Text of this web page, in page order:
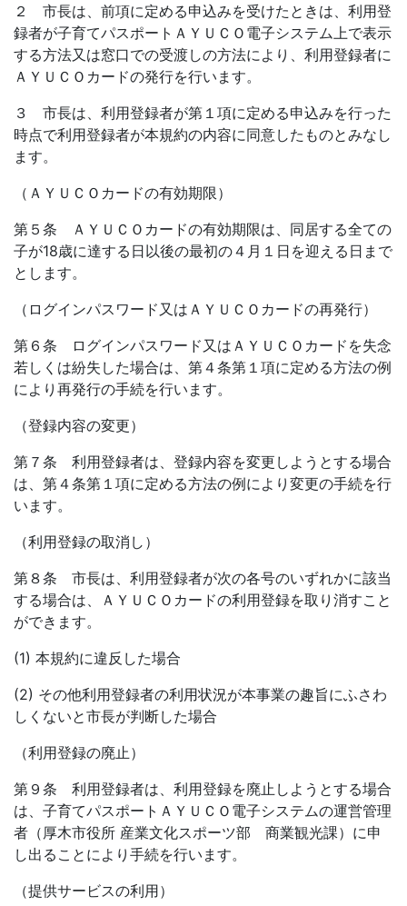
２ 市長は、前項に定める申込みを受けたときは、利用登
録者が子育てパスポートＡＹＵＣＯ電子システム上で表示
する方法又は窓口での受渡しの方法により、利用登録者に
ＡＹＵＣＯカードの発行を行います。
３ 市長は、利用登録者が第１項に定める申込みを行った
時点で利用登録者が本規約の内容に同意したものとみなし
ます。
（ＡＹＵＣＯカードの有効期限）
第５条 ＡＹＵＣＯカードの有効期限は、同居する全ての
子が18歳に達する日以後の最初の４月１日を迎える日まで
とします。
（ログインパスワード又はＡＹＵＣＯカードの再発行）
第６条 ログインパスワード又はＡＹＵＣＯカードを失念
若しくは紛失した場合は、第４条第１項に定める方法の例
により再発行の手続を行います。
（登録内容の変更）
第７条 利用登録者は、登録内容を変更しようとする場合
は、第４条第１項に定める方法の例により変更の手続を行
います。
（利用登録の取消し）
第８条 市長は、利用登録者が次の各号のいずれかに該当
する場合は、ＡＹＵＣＯカードの利用登録を取り消すこと
ができます。
(1) 本規約に違反した場合
(2) その他利用登録者の利用状況が本事業の趣旨にふさわ
しくないと市長が判断した場合
（利用登録の廃止）
第９条 利用登録者は、利用登録を廃止しようとする場合
は、子育てパスポートＡＹＵＣＯ電子システムの運営管理
者（厚木市役所 産業文化スポーツ部 商業観光課）に申
し出ることにより手続を行います。
（提供サービスの利用）